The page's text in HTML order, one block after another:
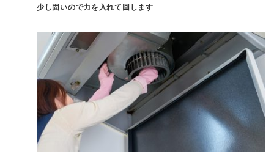
少し固いので力を入れて回します